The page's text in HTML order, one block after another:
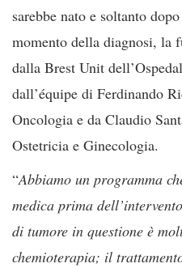
sarebbe nato e soltanto
momento della diagnosi, la
dalla Brest Unit
dall’équipe di Ferdinando
Oncologia e da Claudio
Ostetricia e Ginecologia.
“Abbiamo un programma
medica prima dell’intervento
di tumore in questione è
chemioterapia; il